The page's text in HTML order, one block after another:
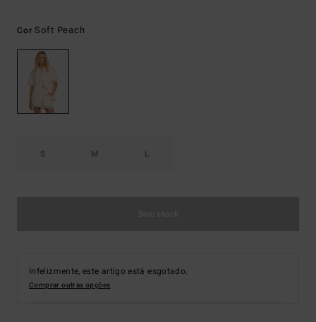
Cor Soft Peach
S M L
Infelizmente, este artigo está esgotado.
Comprar outras opções